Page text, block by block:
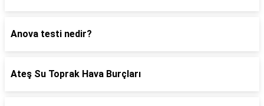
Anova testi nedir?
Ateş Su Toprak Hava Burçları